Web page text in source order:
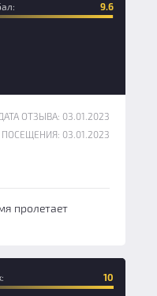
9.6
ОТЗЫВА: 03.01.2023
ПОСЕЩЕНИЯ: 03.01.2023
пролетает
10